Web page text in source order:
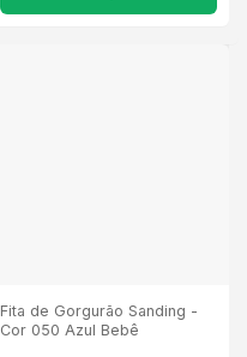
Fita de Gorgurão Sanding -
Cor 050 Azul Bebê